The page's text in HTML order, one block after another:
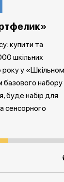
купити та
шкільних
року у
базового набору
буде набір для
сенсорного